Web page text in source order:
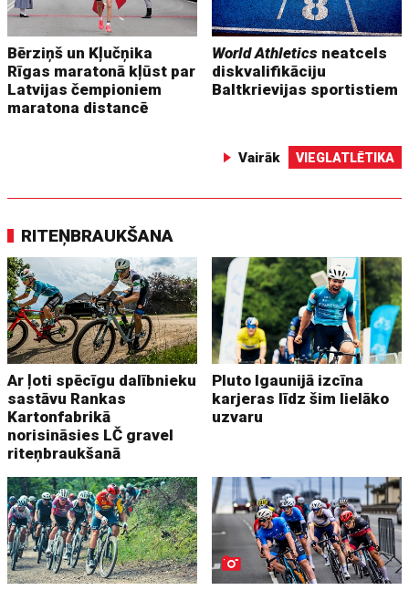
Bērziņš un Kļučņika
Rīgas maratonā kļūst par
Latvijas čempioniem
maratona distancē
World Athletics neatcels
diskvalifikāciju
Baltkrievijas sportistiem
Vairāk VIEGLATLĒTIKA
RITEŅBRAUKŠANA
Ar ļoti spēcīgu dalībnieku
sastāvu Rankas
Kartonfabrikā
norisināsies LČ gravel
riteņbraukšanā
Pluto Igaunijā izcīna
karjeras līdz šim lielāko
uzvaru